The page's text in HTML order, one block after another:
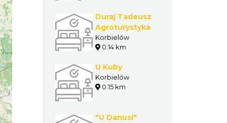
Duraj Tadeusz
Agroturystyka
Korbielów
0.14 km
U Kuby
Korbielów
0.15 km
"U Danusi"